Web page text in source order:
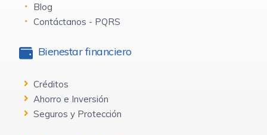
Blog
Contáctanos - PQRS
Bienestar financiero
Créditos
Ahorro e Inversión
Seguros y Protección